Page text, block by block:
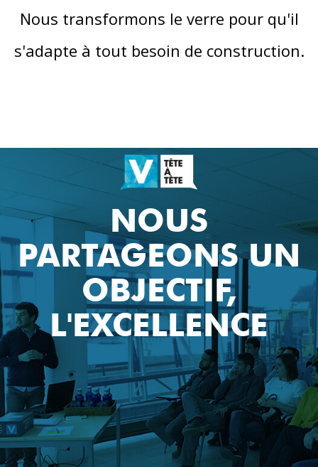
Nous transformons le verre pour qu'il
s'adapte à tout besoin de construction.
NOUS
PARTAGEONS UN
OBJECTIF,
L'EXCELLENCE